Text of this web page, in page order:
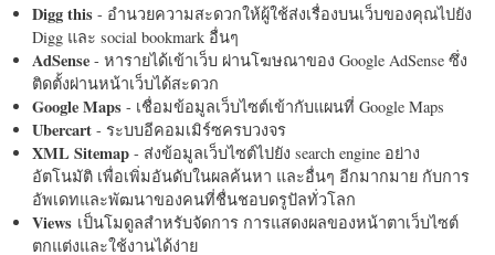
Digg this - อำนวยความสะดวกให้ผู้ใช้ส่งเรื่องบนเว็บของคุณไปยัง
Digg และ social bookmark อื่นๆ
AdSense - หารายได้เข้าเว็บ ผ่านโฆษณาของ Google AdSense ซึ่ง
ติดตั้งผ่านหน้าเว็บได้สะดวก
Google Maps - เชื่อมข้อมูลเว็บไซต์เข้ากับแผนที่ Google Maps
Ubercart - ระบบอีคอมเมิร์ซครบวงจร
XML Sitemap - ส่งข้อมูลเว็บไซต์ไปยัง search engine อย่าง
อัตโนมัติ เพื่อเพิ่มอันดับในผลค้นหา และอื่นๆ อีกมากมาย กับการ
อัพเดทและพัฒนาของคนที่ชื่นชอบดรูปัลทั่วโลก
Views เป็นโมดูลสำหรับจัดการ การแสดงผลของหน้าตาเว็บไซต์
ตกแต่งและใช้งานได้ง่าย